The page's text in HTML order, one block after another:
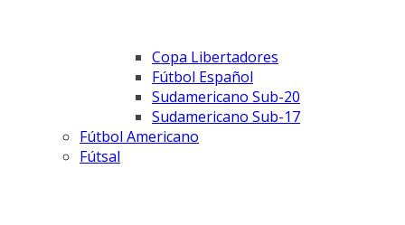
Copa Libertadores
Fútbol Español
Sudamericano Sub-20
Sudamericano Sub-17
Fútbol Americano
Fútsal